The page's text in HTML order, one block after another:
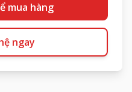
mua hàng
ngay